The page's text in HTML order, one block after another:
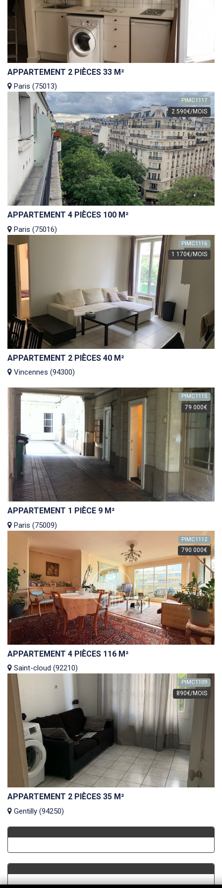
APPARTEMENT 2 PIÈCES 33 M²
Paris (75013)
PIMC1117
2 590€/MOIS
APPARTEMENT 4 PIÈCES 100 M²
Paris (75016)
PIMC1116
1 170€/MOIS
APPARTEMENT 2 PIÈCES 40 M²
Vincennes (94300)
PIMC1115
79 000€
APPARTEMENT 1 PIÈCE 9 M²
Paris (75009)
PIMC1112
790 000€
APPARTEMENT 4 PIÈCES 116 M²
Saint-cloud (92210)
PIMC1109
890€/MOIS
APPARTEMENT 2 PIÈCES 35 M²
Gentilly (94250)